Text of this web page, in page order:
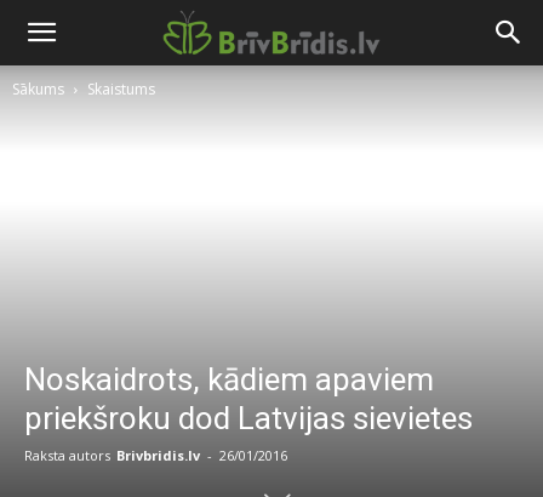
Sākums Skaistums
Noskaidrots, kādiem apaviem
priekšroku dod Latvijas sievietes
Raksta autors Brivbridis.lv - 26/01/2016